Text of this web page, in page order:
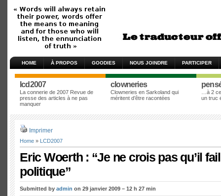
HOME À PROPOS GOODIES NOUS JOINDRE PARTICIPER
lcd2007
La connerie de 2007 Revue de
presse des articles à ne pas
manquer
clowneries
Clowneries en Sarkoland qui
méritent d’être racontées
…à 2
un truc
Imprimer
Home » LCD2007
Eric Woerth : “Je ne crois pas qu’il
politique”
Submitted by admin on 29 janvier 2009 – 12 h 27 min